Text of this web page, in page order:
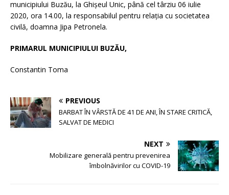
municipiului Buzău, la Ghişeul Unic, până cel târziu 06 iulie
2020, ora 14.00, la responsabilul pentru relaţia cu societatea
civilă, doamna Jipa Petronela.
PRIMARUL MUNICIPIULUI BUZĂU,
Constantin Toma
PREVIOUS
BARBAT ÎN VÂRSTĂ DE 41 DE ANI, ÎN STARE CRITICĂ,
SALVAT DE MEDICI
NEXT
Mobilizare generală pentru prevenirea
îmbolnăvirilor cu COVID-19